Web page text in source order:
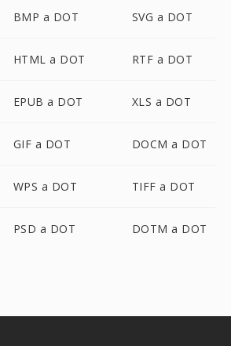
BMP a DOT SVG a DOT
HTML a DOT RTF a DOT
EPUB a DOT XLS a DOT
GIF a DOT DOCM a DOT
WPS a DOT TIFF a DOT
PSD a DOT DOTM a DOT